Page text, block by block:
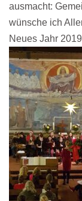
ausmacht:
wünsche ich
Neues Jahr